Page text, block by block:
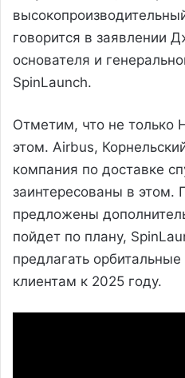
говорится в заявлении
основателя и
SpinLaunch.
Отметим, что не только
этом. Airbus,
компания по доставке
заинтересованы в этом.
предложены
пойдет по плану,
предлагать
клиентам к 2025 году.